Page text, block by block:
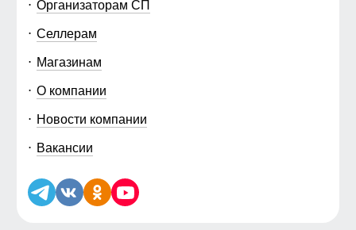
Организаторам СП
Селлерам
Магазинам
О компании
Новости компании
Вакансии